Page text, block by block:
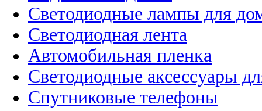
Светодиодные лампы для
Светодиодная лента
Автомобильная пленка
Светодиодные аксессуары
Спутниковые телефоны